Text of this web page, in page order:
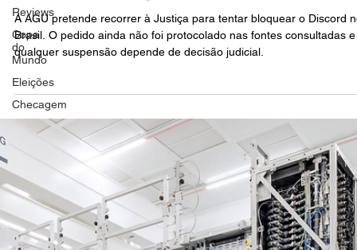
Reviews
Copa
do
Mundo
Eleições
Checagem
TECH
Governo Lula vai à Justiça para tentar bloquear
Discord no Brasil após morte de adolescente
A AGU pretende recorrer à Justiça para tentar bloquear o Discord
Brasil. O pedido ainda não foi protocolado nas fontes consultadas e
qualquer suspensão depende de decisão judicial.